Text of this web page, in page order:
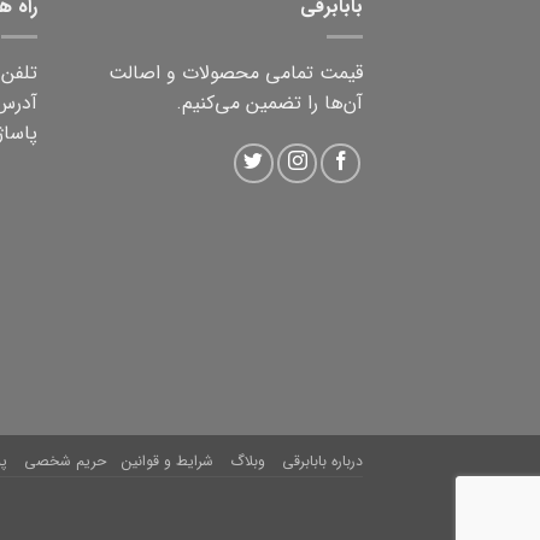
بابابرقی
قیمت تمامی محصولات و اصالت
آن‌ها را تضمین می‌کنیم.
راه
تلفن
درباره بابابرقی وبلاگ شرایط و قوانین حریم شخصی